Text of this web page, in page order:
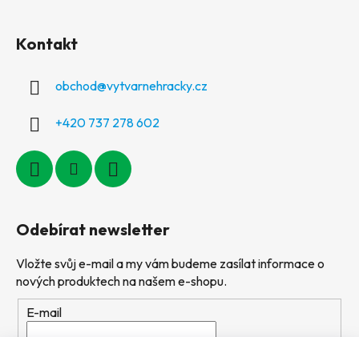
Kontakt
obchod@vytvarnehracky.cz
+420 737 278 602
Odebírat newsletter
Vložte svůj e-mail a my vám budeme zasílat informace o
nových produktech na našem e-shopu.
E-mail